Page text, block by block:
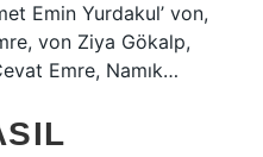
Emin Yurdakul’ von,
von Ziya Gökalp,
Emre, Namık…